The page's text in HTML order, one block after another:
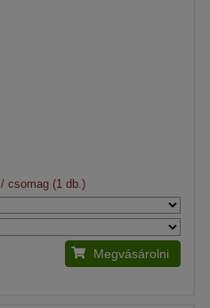
/ csomag (1 db.)
Megvásárolni